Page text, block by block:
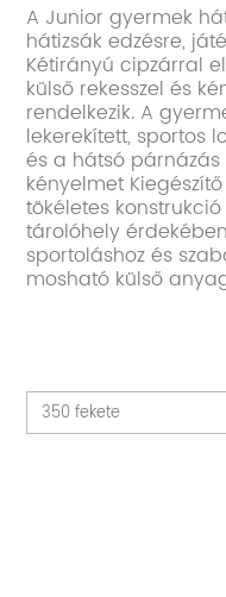
A Junior gyermek
hátizsák edzésre,
Kétirányú cipzárral
külső rekesszel és
rendelkezik. A
lekerekített, sportos
és a hátsó
kényelmet
tökéletes
tárolóhely
sportoláshoz és
mosható külső